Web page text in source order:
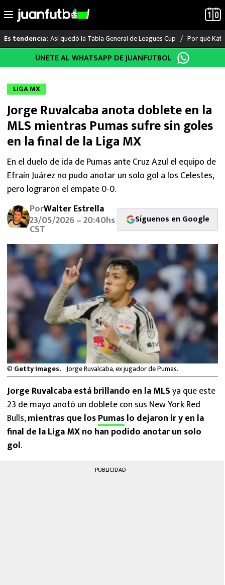
al
Es tendencia: Así quedó la Tabla General de Leagues Cup Por qué
LO ÚLTIMO
LIGA MX
RAYADOS
PUMAS
ATLANTE
SELECCIÓN MEXICANA
FUTBOL INTERNACIONAL
MEXICANOS EN EL EXTRANJERO
FUTBOL ESTUFA
FÓRMULA 1
BOXEO
LIGA MX
NFL
ÚNETE AL WHATSAPP DE JUANFUTBOL
LIGA MX
Jorge Ruvalcaba anota doblete en la
MLS mientras Pumas sufre sin goles
en la final de la Liga MX
En el duelo de ida de Pumas ante Cruz Azul el equipo de
Efraín Juárez no pudo anotar un solo gol a los Celestes,
pero lograron el empate 0-0.
PorWalter Estrella
23/05/2026 – 20:40hs
CST
Síguenos en Google
© Getty Images. Jorge Ruvalcaba, ex jugador de Pumas.
Jorge Ruvalcaba está brillando en la MLSya que este
23 de mayo anotó un doblete con sus New York Red
Bulls,mientras que losPumaslo dejaron ir y en la
final de la Liga MX no han podido anotar un solo
gol.
PUBLICIDAD